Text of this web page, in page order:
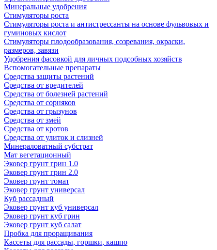
Минеральные удобрения
Стимуляторы роста
Стимуляторы роста и антистрессанты на основе фульвовых и
гуминовых кислот
Стимуляторы плодообразования, созревания, окраски,
размеров, завязи
Удобрения фасовкой для личных подсобных хозяйств
Вспомогательные препараты
Средства защиты растений
Средства от вредителей
Средства от болезней растений
Средства от сорняков
Средства от грызунов
Средства от змей
Средства от кротов
Средства от улиток и слизней
Минераловатный субстрат
Мат вегетационный
Эковер грунт грин 1.0
Эковер грунт грин 2.0
Эковер грунт томат
Эковер грунт универсал
Куб рассадный
Эковер грунт куб универсал
Эковер грунт куб грин
Эковер грунт куб салат
Пробка для проращивания
Кассеты для рассады, горшки, кашпо